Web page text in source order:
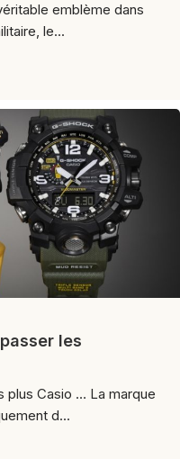
emblème dans
le...
les
plus Casio … La marque
d...